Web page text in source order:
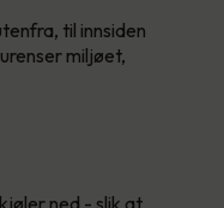
til innsiden
miljøet,
ned - slik at